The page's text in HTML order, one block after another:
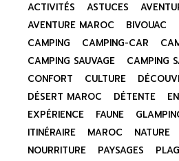
ACTIVITÉS ASTUCES
AVENTURE MAROC
BIVOUAC
CAMPING
CAMPING-CAR
CAMPING SAUVAGE
CAMPING
CONFORT
CULTURE
DÉSERT MAROC
DÉTENTE
EXPÉRIENCE
FAUNE
ITINÉRAIRE
MAROC NATURE
NOURRITURE
PAYSAGES